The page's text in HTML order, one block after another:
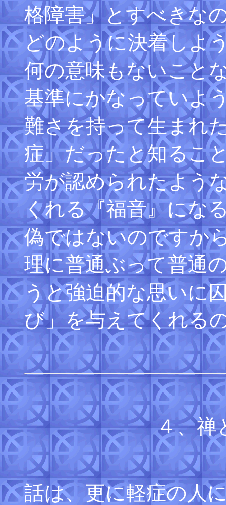
格障害」とすべきな
どのように決着しよ
何の意味もないこと
基準にかなっていよ
難さを持って生まれ
症」だったと知るこ
労が認められたよう
くれる『福音』にな
偽ではないのですか
理に普通ぶって普通
うと強迫的な思いに
び」を与えてくれる
４、禅
話は、更に軽症の人